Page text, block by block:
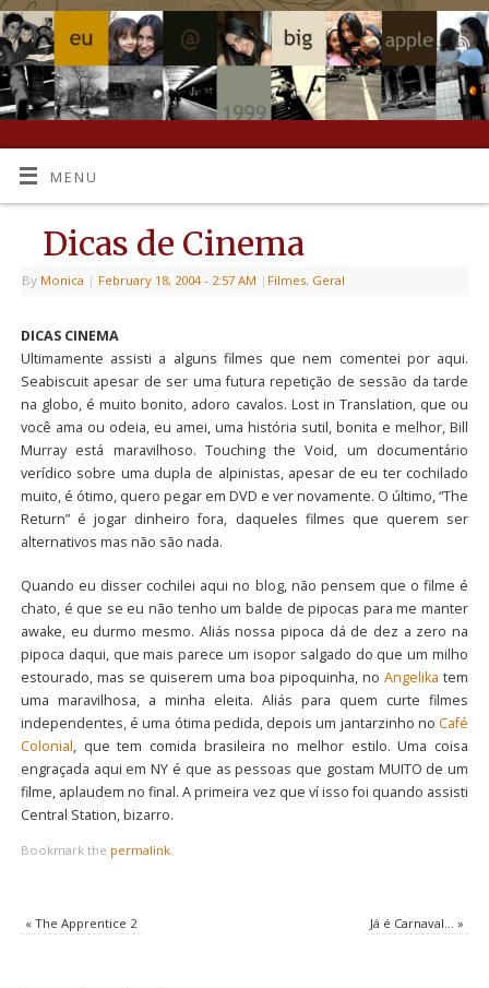
MENU
Dicas de Cinema
By Monica | February 18, 2004 - 2:57 AM | Filmes, Geral
DICAS CINEMA
Ultimamente assisti a alguns filmes que nem comentei por aqui.
Seabiscuit apesar de ser uma futura repetição de sessão da tarde
na globo, é muito bonito, adoro cavalos. Lost in Translation, que ou
você ama ou odeia, eu amei, uma história sutil, bonita e melhor, Bill
Murray está maravilhoso. Touching the Void, um documentário
verídico sobre uma dupla de alpinistas, apesar de eu ter cochilado
muito, é ótimo, quero pegar em DVD e ver novamente. O último, “The
Return” é jogar dinheiro fora, daqueles filmes que querem ser
alternativos mas não são nada.
Quando eu disser cochilei aqui no blog, não pensem que o filme é
chato, é que se eu não tenho um balde de pipocas para me manter
awake, eu durmo mesmo. Aliás nossa pipoca dá de dez a zero na
pipoca daqui, que mais parece um isopor salgado do que um milho
estourado, mas se quiserem uma boa pipoquinha, noAngelika tem
uma maravilhosa, a minha eleita. Aliás para quem curte filmes
independentes, é uma ótima pedida, depois um jantarzinho noCafé
Colonial, que tem comida brasileira no melhor estilo. Uma coisa
engraçada aqui em NY é que as pessoas que gostam MUITO de um
filme, aplaudem no final. A primeira vez que ví isso foi quando assisti
Central Station, bizarro.
Bookmark the permalink.
«The Apprentice 2 Já é Carnaval…»